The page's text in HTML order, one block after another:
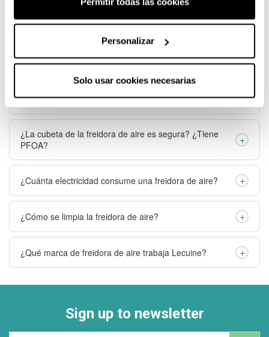
Personalizar
Solo usar cookies necesarias
¿Qué no se puede cocinar en la freidora de aire?
¿Cuántos litros de freidora de aire necesito según el
número de personas?
una sola?
+
¿La cubeta de la freidora de aire es segura? ¿Tiene
PFOA?
+
¿Cuánta electricidad consume una freidora de aire? +
¿Cómo se limpia la freidora de aire? +
¿Qué marca de freidora de aire trabaja Lecuine? +
Sign up to newsletter